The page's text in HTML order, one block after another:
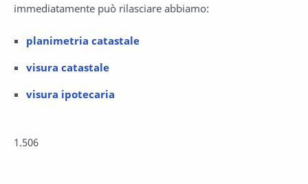
immediatamente può rilasciare abbiamo:
planimetria catastale
visura catastale
visura ipotecaria
1.506